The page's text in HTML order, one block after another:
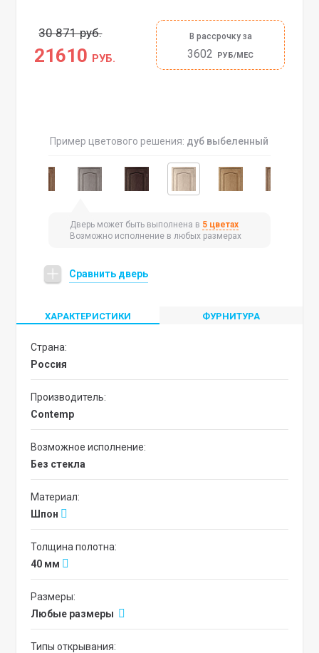
30 871 руб.
21610 РУБ.
В рассрочку за
3602 РУБ/МЕС
Пример цветового решения: дуб выбеленный
Дверь может быть выполнена в 5 цветах
Возможно исполнение в любых размерах
Сравнить дверь
ХАРАКТЕРИСТИКИ ФУРНИТУРА
Страна:
Россия
Производитель:
Contemp
Возможное исполнение:
без стекла
Материал:
Шпон
Толщина полотна:
40 мм
Размеры:
Любые размеры
Типы открывания: